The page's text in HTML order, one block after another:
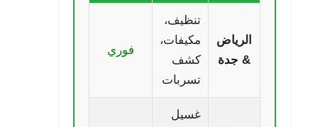
الرياض
& جدة
تنظيف،
مكيفات،
كشف
تسربات
فوري
غسيل